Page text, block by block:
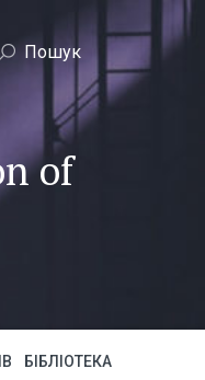
of
БІБЛІОТЕКА